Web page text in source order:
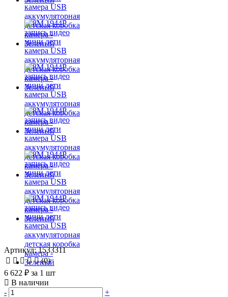
Артикул: 1533311
(0)
6 622 ₽ за 1 шт
В наличии
-
+